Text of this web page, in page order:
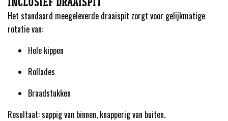
Het standaard meegeleverde draaispit zorgt voor gelijkmatige
rotatie van:
Hele kippen
Rollades
Braadstukken
Resultaat: sappig van binnen, knapperig van buiten.